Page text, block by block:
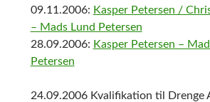
09.11.2006: Kasper Petersen /
– Mads Lund Petersen
28.09.2006: Kasper Petersen –
Petersen
24.09.2006 Kvalifikation til Drenge